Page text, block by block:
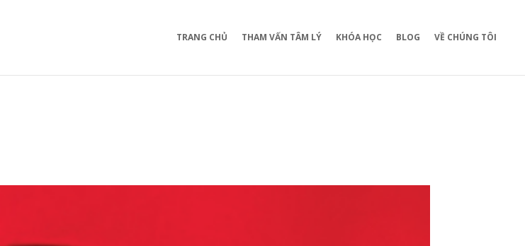
TRANG CHỦ THAM VẤN TÂM LÝ KHÓA HỌC BLOG VỀ CHÚNG TÔI